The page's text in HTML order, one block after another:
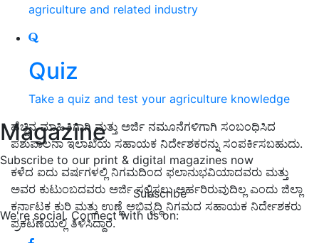
agriculture and related industry
Quiz
Take a quiz and test your agriculture knowledge
Magazine
Subscribe to our print & digital magazines now
Subscribe
We're social. Connect with us on:
ಹೆಚ್ಚಿನ ಮಾಹಿತಿಗಾಗಿ ಮತ್ತು ಅರ್ಜಿ ನಮೂನೆಗಳಿಗಾಗಿ ಸಂಬಂಧಿಸಿದ
ಪಶುಪಾಲನಾ ಇಲಾಖೆಯ ಸಹಾಯಕ ನಿರ್ದೇಶಕರನ್ನು ಸಂಪರ್ಕಿಸಬಹುದು.
ಕಳೆದ ಐದು ವರ್ಷಗಳಲ್ಲಿ ನಿಗಮದಿಂದ ಫಲಾನುಭವಿಯಾದವರು ಮತ್ತು
ಅವರ ಕುಟುಂಬದವರು ಅರ್ಜಿ ಸಲ್ಲಿಸಲು ಅರ್ಹರಿರುವುದಿಲ್ಲ ಎಂದು ಜಿಲ್ಲಾ
ಕರ್ನಾಟಕ ಕುರಿ ಮತ್ತು ಉಣ್ಣೆ ಅಭಿವೃದ್ಧಿ ನಿಗಮದ ಸಹಾಯಕ ನಿರ್ದೇಶಕರು
ಪ್ರಕಟಣೆಯಲ್ಲಿ ತಿಳಿಸಿದ್ದಾರೆ.